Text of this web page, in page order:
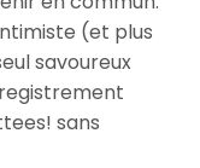
(et plus
savoureux
sans